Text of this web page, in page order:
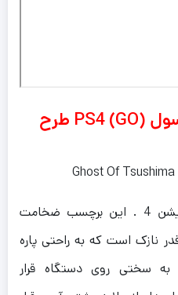
مشخصات برچسب کنسول PS4 (GO) طرح
اسکین کنسول بازی پلی استیشن 4 . این برچسب ضخامت
نازک است که به راحتی پاره
سختی روی دستگاه قرار